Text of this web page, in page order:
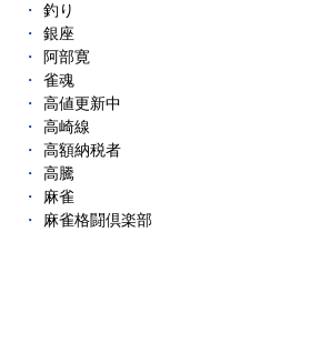
釣り
銀座
阿部寛
雀魂
高値更新中
高崎線
高額納税者
高騰
麻雀
麻雀格闘倶楽部